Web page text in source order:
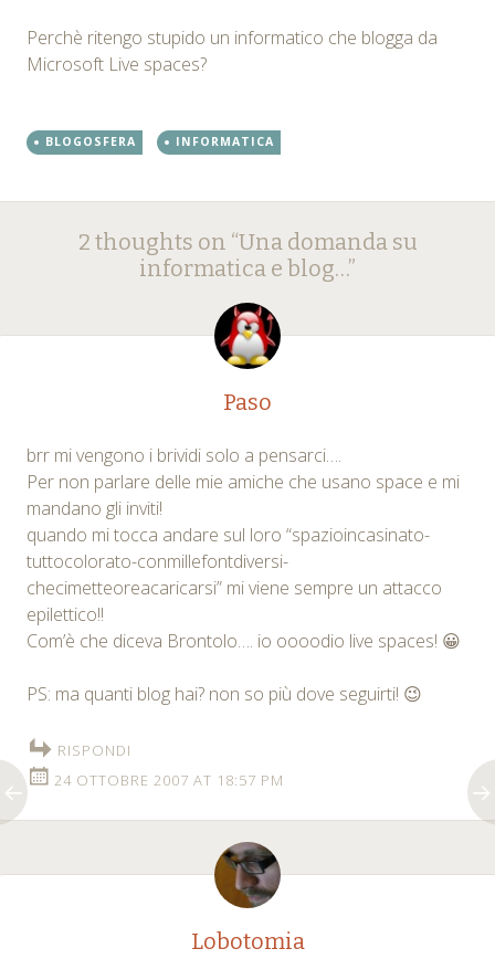
Perchè ritengo stupido un informatico che blogga da
Microsoft Live spaces?
BLOGOSFERA INFORMATICA
Post
navigation
2 thoughts on “Una domanda su
informatica e blog…”
Paso
brr mi vengono i brividi solo a pensarci….
Per non parlare delle mie amiche che usano space e mi
mandano gli inviti!
quando mi tocca andare sul loro “spazioincasinato-
tuttocolorato-conmillefontdiversi-
checimetteoreacaricarsi” mi viene sempre un attacco
epilettico!!
Com’è che diceva Brontolo…. io oooodio live spaces! 😀
PS: ma quanti blog hai? non so più dove seguirti! 😉
RISPONDI
24 OTTOBRE 2007 AT 18:57 PM
Lobotomia